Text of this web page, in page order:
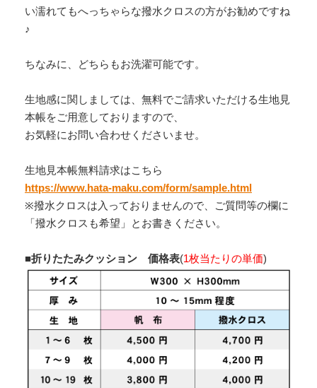
い濡れてもへっちゃらな撥水クロスの方がお勧めですね
♪
ちなみに、どちらもお洗濯可能です。
生地感に関しましては、無料でご請求いただける生地見
本帳をご用意しておりますので、
お気軽にお問い合わせくださいませ。
生地見本帳無料請求はこちら
https://www.hata-maku.com/form/sample.html
※撥水クロスは入っておりませんので、ご質問等の欄に
「撥水クロスも希望」とお書きください。
■折りたたみクッション 価格表(1枚当たりの単価)